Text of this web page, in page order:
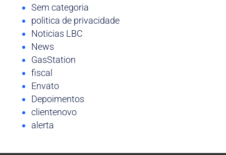
Sem categoria
politica de privacidade
Noticias LBC
News
GasStation
fiscal
Envato
Depoimentos
clientenovo
alerta